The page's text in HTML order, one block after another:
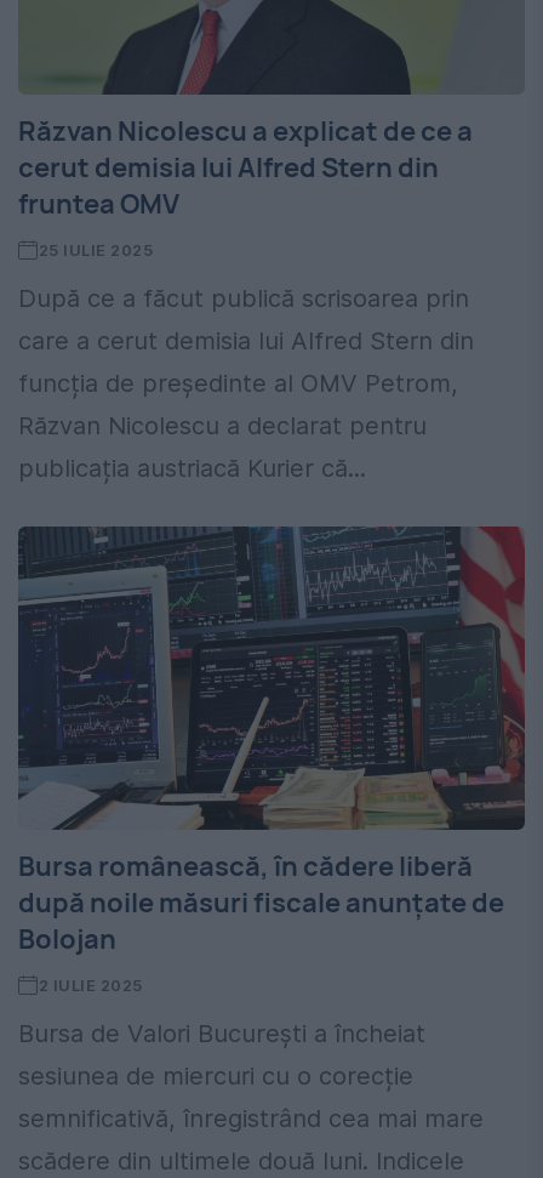
Răzvan Nicolescu a explicat de ce a
cerut demisia lui Alfred Stern din
fruntea OMV
25 IULIE 2025
După ce a făcut publică scrisoarea prin
care a cerut demisia lui Alfred Stern din
funcția de președinte al OMV Petrom,
Răzvan Nicolescu a declarat pentru
publicația austriacă Kurier că...
Bursa românească, în cădere liberă
după noile măsuri fiscale anunțate de
Bolojan
2 IULIE 2025
Bursa de Valori București a încheiat
sesiunea de miercuri cu o corecție
semnificativă, înregistrând cea mai mare
scădere din ultimele două luni. Indicele